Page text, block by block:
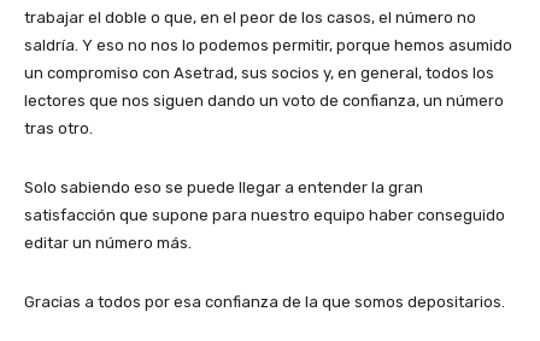
trabajar el doble o que, en el peor de los casos, el número no
saldría. Y eso no nos lo podemos permitir, porque hemos asumido
un compromiso con Asetrad, sus socios y, en general, todos los
lectores que nos siguen dando un voto de confianza, un número
tras otro.
Solo sabiendo eso se puede llegar a entender la gran
satisfacción que supone para nuestro equipo haber conseguido
editar un número más.
Gracias a todos por esa confianza de la que somos depositarios.